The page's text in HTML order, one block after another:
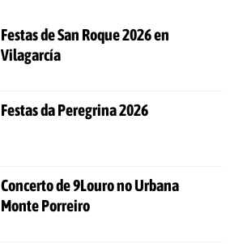
Festas de San Roque 2026 en
Vilagarcía
Festas da Peregrina 2026
Concerto de 9Louro no Urbana
Monte Porreiro